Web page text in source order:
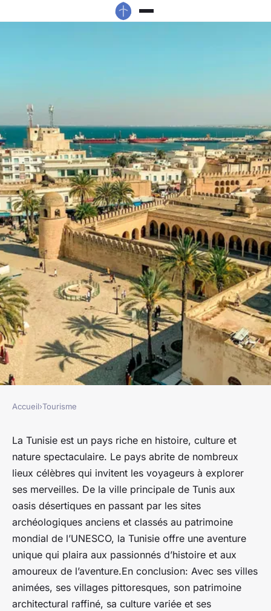
Explorer la Tunisie: Une
aventure unique à travers ses
lieux historiques, sa culture et
ses oasis
Accueil›Tourisme
La Tunisie est un pays riche en histoire, culture et
nature spectaculaire. Le pays abrite de nombreux
lieux célèbres qui invitent les voyageurs à explorer
ses merveilles. De la ville principale de Tunis aux
oasis désertiques en passant par les sites
archéologiques anciens et classés au patrimoine
mondial de l’UNESCO, la Tunisie offre une aventure
unique qui plaira aux passionnés d’histoire et aux
amoureux de l’aventure.En conclusion: Avec ses villes
animées, ses villages pittoresques, son patrimoine
architectural raffiné, sa culture variée et ses